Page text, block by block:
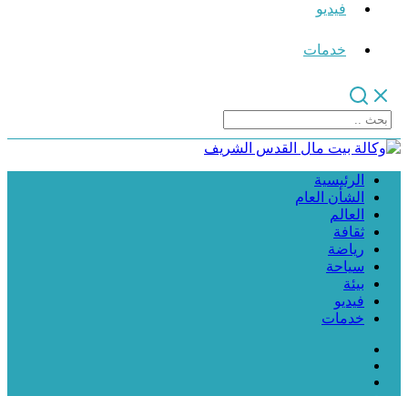
فيديو
خدمات
الرئيسية
الشأن العام
العالم
ثقافة
رياضة
سياحة
بيئة
فيديو
خدمات